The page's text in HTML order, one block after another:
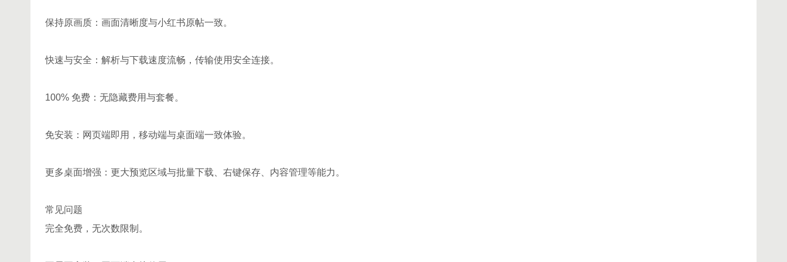
保持原画质：画面清晰度与小红书原帖一致。
快速与安全：解析与下载速度流畅，传输使用安全连接。
100% 免费：无隐藏费用与套餐。
免安装：网页端即用，移动端与桌面端一致体验。
更多桌面增强：更大预览区域与批量下载、右键保存、内容管理等能力。
常见问题
完全免费，无次数限制。